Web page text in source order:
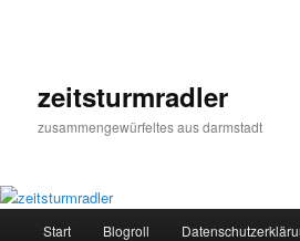
zeitsturmradler
zusammengewürfeltes aus darmstadt
Start Blogroll